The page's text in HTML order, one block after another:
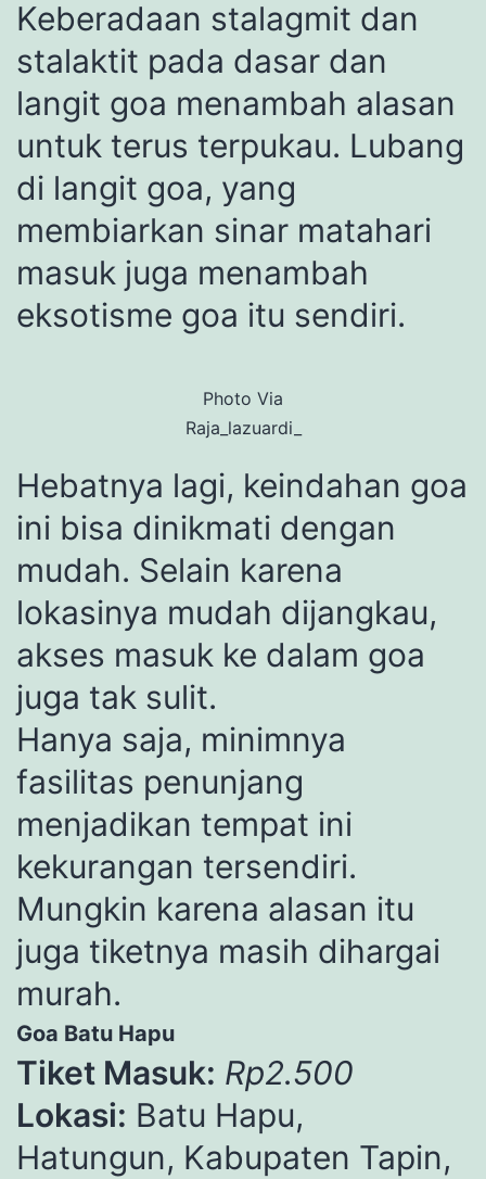
Keberadaan stalagmit dan
stalaktit pada dasar dan
langit goa menambah alasan
untuk terus terpukau. Lubang
di langit goa, yang
membiarkan sinar matahari
masuk juga menambah
eksotisme goa itu sendiri.
Photo Via
Raja_lazuardi_
Hebatnya lagi, keindahan goa
ini bisa dinikmati dengan
mudah. Selain karena
lokasinya mudah dijangkau,
akses masuk ke dalam goa
juga tak sulit.
Hanya saja, minimnya
fasilitas penunjang
menjadikan tempat ini
kekurangan tersendiri.
Mungkin karena alasan itu
juga tiketnya masih dihargai
murah.
Goa Batu Hapu
Tiket Masuk: Rp2.500
Lokasi: Batu Hapu,
Hatungun, Kabupaten Tapin,